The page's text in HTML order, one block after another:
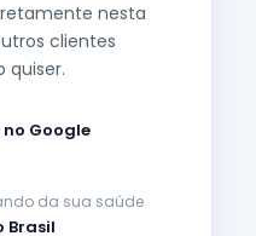
nesta
clientes
quiser.
Google
da sua saúde
Brasil